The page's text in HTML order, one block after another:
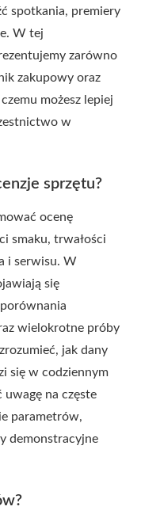
spotkania, premiery
W tej
zarówno
zakupowy oraz
możesz lepiej
w
sprzętu?
ocenę
smaku, trwałości
i serwisu. W
się
wielokrotne próby
jak dany
się w codziennym
na częste
parametrów,
demonstracyjne